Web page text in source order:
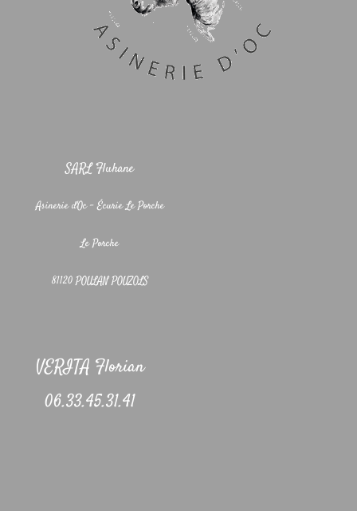
SARL Fluhane
Asinerie d'Oc - Écurie Le Porche
Le Porche
81120 POULAN POUZOLS
VERITA Florian
06.33.45.31.41